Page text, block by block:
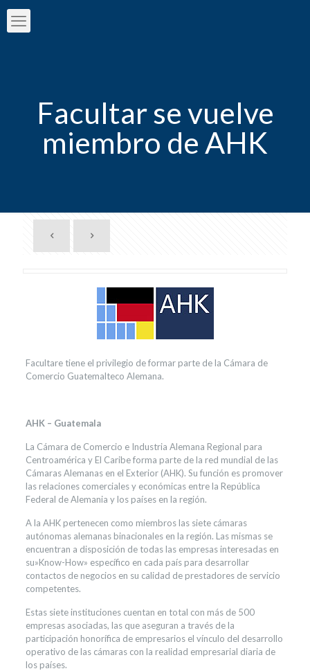
Facultar se vuelve
miembro de AHK
Facultare tiene el privilegio de formar parte de la Cámara de
Comercio Guatemalteco Alemana.
AHK – Guatemala
La Cámara de Comercio e Industria Alemana Regional para
Centroamérica y El Caribe forma parte de la red mundial de las
Cámaras Alemanas en el Exterior (AHK). Su función es promover
las relaciones comerciales y económicas entre la República
Federal de Alemania y los países en la región.
A la AHK pertenecen como miembros las siete cámaras
autónomas alemanas binacionales en la región. Las mismas se
encuentran a disposición de todas las empresas interesadas en
su»Know-How» específico en cada país para desarrollar
contactos de negocios en su calidad de prestadores de servicio
competentes.
Estas siete instituciones cuentan en total con más de 500
empresas asociadas, las que aseguran a través de la
participación honorífica de empresarios el vínculo del desarrollo
operativo de las cámaras con la realidad empresarial diaria de
los países.